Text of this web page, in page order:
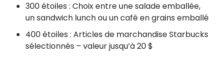
300 étoiles : Choix entre une salade emballée,
un sandwich lunch ou un café en grains emballé
400 étoiles : Articles de marchandise Starbucks
sélectionnés – valeur jusqu’à 20 $